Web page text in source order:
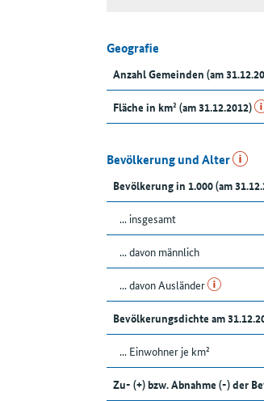
Geografie
Anzahl Gemeinden (am
Fläche in km² (am 31.12.2012)
Bevölkerung und Alter
Bevölkerung in 1.000 (am
... insgesamt
... davon männlich
... davon Ausländer
Bevölkerungsdichte am
... Einwohner je km²
Zu- (+) bzw. Abnahme (-) der